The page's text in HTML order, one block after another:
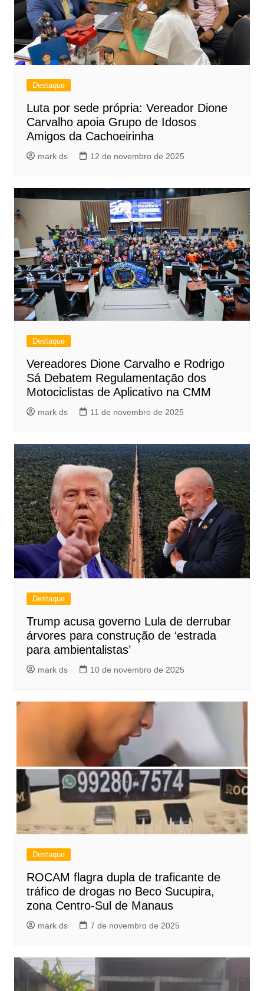
Destaque
Luta por sede própria: Vereador Dione
Carvalho apoia Grupo de Idosos
Amigos da Cachoeirinha
mark ds 12 de novembro de 2025
Destaque
Vereadores Dione Carvalho e Rodrigo
Sá Debatem Regulamentação dos
Motociclistas de Aplicativo na CMM
mark ds 11 de novembro de 2025
Destaque
Trump acusa governo Lula de derrubar
árvores para construção de ‘estrada
para ambientalistas’
mark ds 10 de novembro de 2025
Destaque
ROCAM flagra dupla de traficante de
tráfico de drogas no Beco Sucupira,
zona Centro-Sul de Manaus
mark ds 7 de novembro de 2025